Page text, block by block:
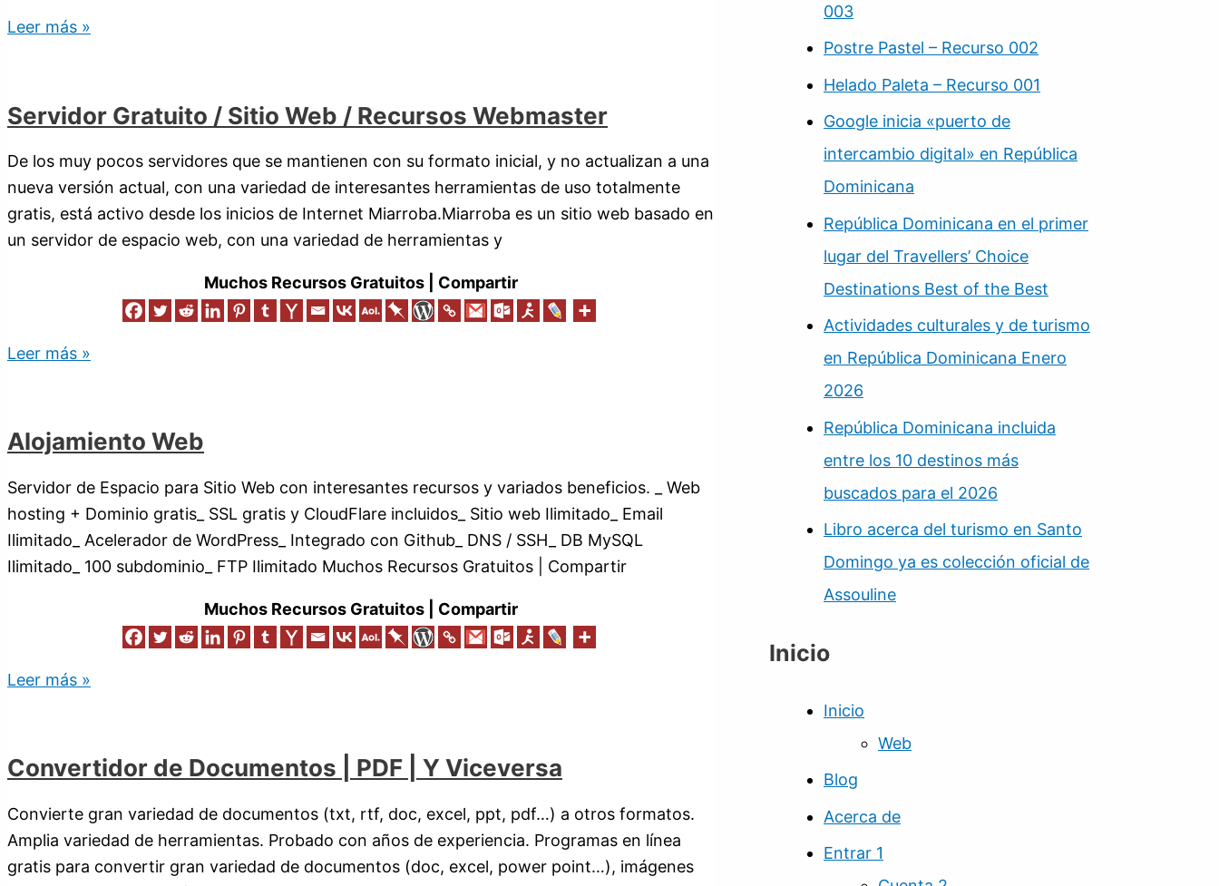
Leer más »
Servidor Gratuito / Sitio Web / Recursos Webmaster
De los muy pocos servidores que se mantienen con su formato inicial, y no actualizan a una
nueva versión actual, con una variedad de interesantes herramientas de uso totalmente
gratis, está activo desde los inicios de Internet Miarroba.Miarroba es un sitio web basado en
un servidor de espacio web, con una variedad de herramientas y
Muchos Recursos Gratuitos | Compartir
Leer más »
Alojamiento Web
Servidor de Espacio para Sitio Web con interesantes recursos y variados beneficios. _ Web
hosting + Dominio gratis_ SSL gratis y CloudFlare incluidos_ Sitio web Ilimitado_ Email
Ilimitado_ Acelerador de WordPress_ Integrado con Github_ DNS / SSH_ DB MySQL
Ilimitado_ 100 subdominio_ FTP Ilimitado Muchos Recursos Gratuitos | Compartir
Muchos Recursos Gratuitos | Compartir
Leer más »
Convertidor de Documentos | PDF | Y Viceversa
Convierte gran variedad de documentos (txt, rtf, doc, excel, ppt, pdf…) a otros formatos.
Amplia variedad de herramientas. Probado con años de experiencia. Programas en línea
gratis para convertir gran variedad de documentos (doc, excel, power point…), imágenes
003
Postre Pastel – Recurso 002
Helado Paleta – Recurso 001
Google inicia «puerto de
intercambio digital» en República
Dominicana
República Dominicana en el primer
lugar del Travellers’ Choice
Destinations Best of the Best
Actividades culturales y de turismo
en República Dominicana Enero
2026
República Dominicana incluida
entre los 10 destinos más
buscados para el 2026
Libro acerca del turismo en Santo
Domingo ya es colección oficial de
Assouline
Inicio
Inicio
Web
Blog
Acerca de
Entrar 1